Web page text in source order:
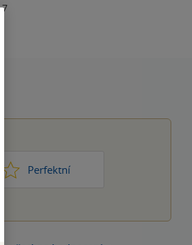
Perfektní